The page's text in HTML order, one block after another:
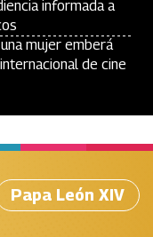
informada a
mujer emberá
de cine
Papa León XIV